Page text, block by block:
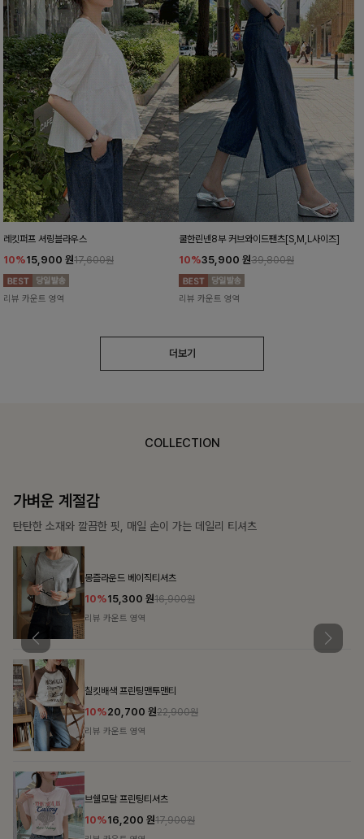
레킷퍼프 셔링블라우스
10%15,900 원17,600원
리뷰 카운트 영역
쿨한린넨8부 커브와이드팬츠[S,M,L사이즈]
10%35,900 원39,800원
리뷰 카운트 영역
더보기
COLLECTION
가장 쉬운 코디
특별한 날부터 일상까지 함께하는 룩